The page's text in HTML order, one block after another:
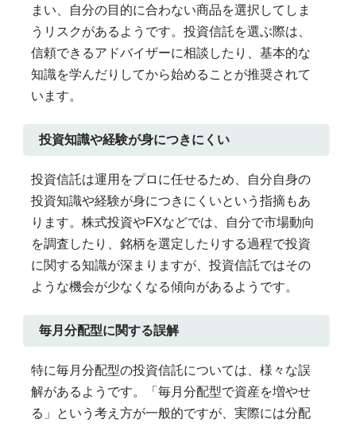
まい、自分の目的に合わない商品を選択してしま
うリスクがあるようです。投資信託を選ぶ際は、
信頼できるアドバイザーに相談したり、基本的な
知識を学んだりしてから始めることが推奨されて
います。
投資知識や経験が身につきにくい
投資信託は運用をプロに任せるため、自分自身の
投資知識や経験が身につきにくいという指摘もあ
ります。株式投資やFXなどでは、自分で市場動向
を調査したり、銘柄を選定したりする過程で投資
に関する知識が深まりますが、投資信託ではその
ような機会が少なくなる傾向があるようです。
毎月分配型に関する誤解
特に毎月分配型の投資信託については、様々な誤
解があるようです。「毎月分配型で資産を増やせ
る」という考え方が一般的ですが、実際には分配